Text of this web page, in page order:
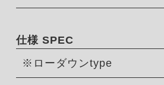
仕様 SPEC
※ローダウンtype